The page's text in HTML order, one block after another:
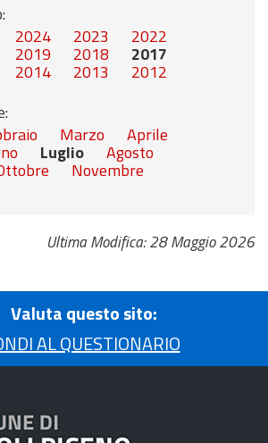
2024 2023 2022
2019 2018 2017
2014 2013 2012
Marzo Aprile
Luglio Agosto
Novembre
Ultima Modifica: 28 Maggio 2026
Valuta questo sito:
AL QUESTIONARIO